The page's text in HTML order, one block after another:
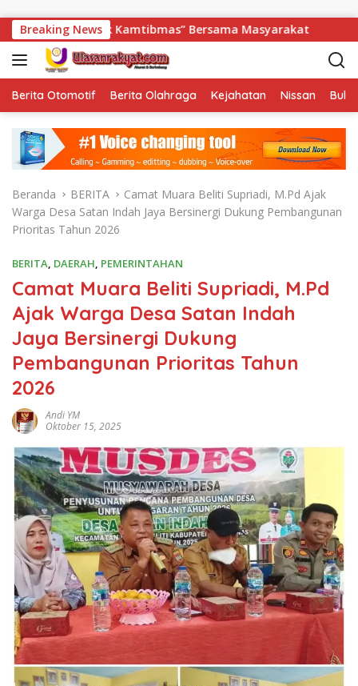
Breaking NewsBersama Masyarakat Sambut HUT ke-
Berita Otomotif Berita Olahraga Kejahatan Nissan
Beranda BERITA
Camat Muara Beliti Supriadi, M.Pd Ajak
Warga Desa Satan Indah Jaya Bersinergi Dukung Pembangunan
Prioritas Tahun 2026
BERITA, DAERAH, PEMERINTAHAN
Camat Muara Beliti Supriadi, M.Pd
Ajak Warga Desa Satan Indah
Jaya Bersinergi Dukung
Pembangunan Prioritas Tahun
2026
Andi YM
Oktober 15, 2025